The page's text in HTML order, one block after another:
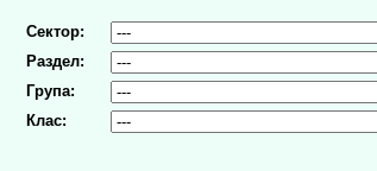
Сектор:
Раздел:
Група:
Клас: